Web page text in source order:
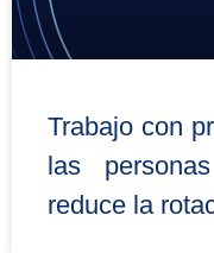
Trabajo con
las
reduce la